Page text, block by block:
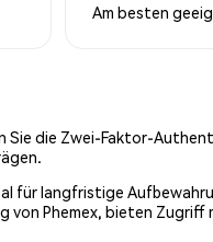
Am besten
Sie die Zwei-Faktor-
für langfristige
von Phemex, bieten